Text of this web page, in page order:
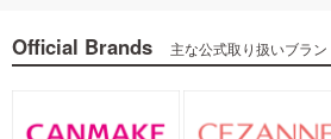
Official Brands 主な公式取り扱いブラン